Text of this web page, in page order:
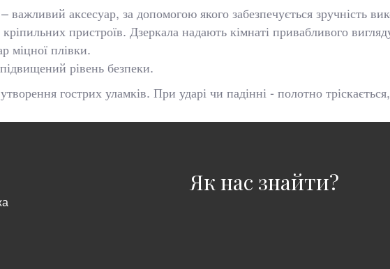
важливий аксесуар, за допомогою якого забезпечується зручність
пристроїв. Дзеркала надають кімнаті привабливого
міцної плівки.
рівень безпеки.
гострих уламків. При ударі чи падінні - полотно
Як нас знайти?